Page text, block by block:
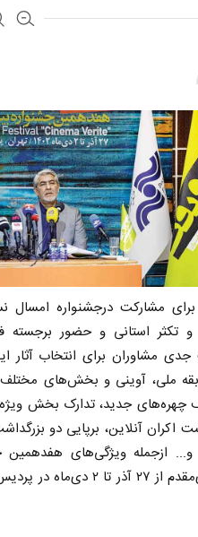
برای مشارکت درجشنواره امسال
تکثر استانی و حضور برجسته
مشاوران برای انتخاب آثار
ملی، آوینی و بخش‌های
چهره‌های جدید، تدارک بخش
اکران آنلاین، برپایی دو
ازجمله ویژگی‌های هفدهمین
سینماحقیقت است که به دبیری محمد حمیدی‌مقدم از ۲۷